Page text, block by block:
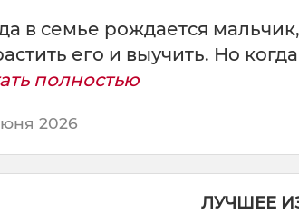
в семье рождается
его и выучить. Но
полностью
2026
ЛУЧШЕЕ